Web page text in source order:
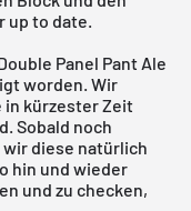
up to date.
Panel Pant Ale
worden. Wir
in kürzester Zeit
Sobald noch
diese natürlich
hin und wieder
und zu checken,